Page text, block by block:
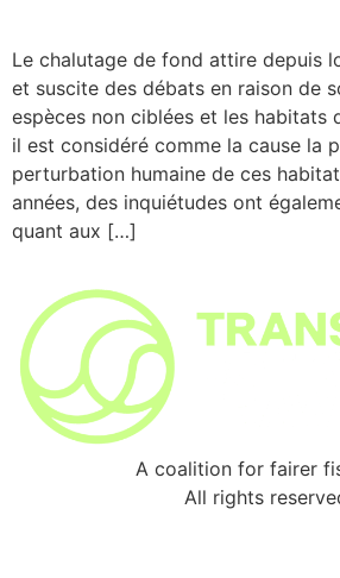
Le chalutage de fond attire depuis
et suscite des débats en raison de
espèces non ciblées et les habitats
il est considéré comme la cause la
perturbation humaine de ces
années, des inquiétudes ont
quant aux […]
A coalition for fairer
All rights